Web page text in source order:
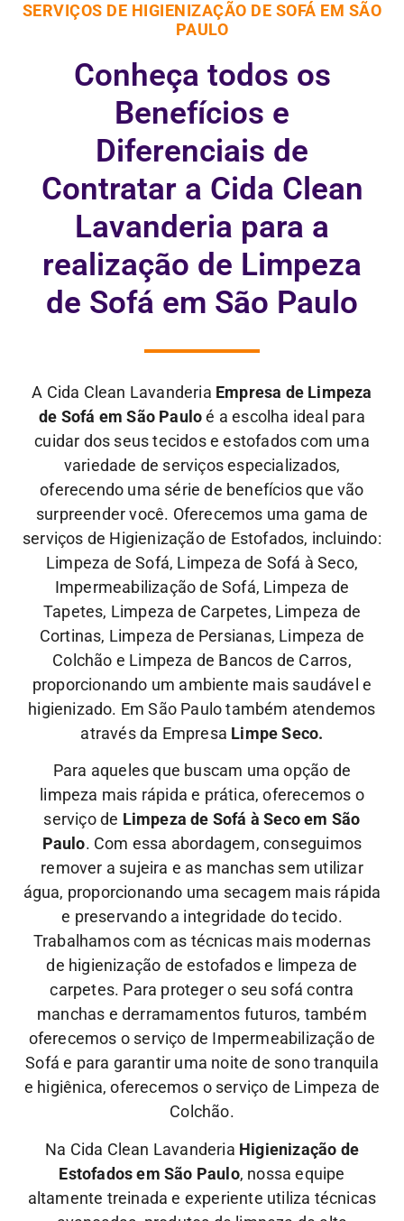
SERVIÇOS DE HIGIENIZAÇÃO DE SOFÁ EM SÃO
PAULO
Conheça todos os
Benefícios e
Diferenciais de
Contratar a Cida Clean
Lavanderia para a
realização de Limpeza
de Sofá em São Paulo
A Cida Clean Lavanderia Empresa de Limpeza
de Sofá em São Pauloé a escolha ideal para
cuidar dos seus tecidos e estofados com uma
variedade de serviços especializados,
oferecendo uma série de benefícios que vão
surpreender você. Oferecemos uma gama de
serviços de Higienização de Estofados, incluindo:
Limpeza de Sofá, Limpeza de Sofá à Seco,
Impermeabilização de Sofá, Limpeza de
Tapetes, Limpeza de Carpetes, Limpeza de
Cortinas, Limpeza de Persianas, Limpeza de
Colchão e Limpeza de Bancos de Carros,
proporcionando um ambiente mais saudável e
higienizado. Em São Paulo também atendemos
através da Empresa Limpe Seco.
Para aqueles que buscam uma opção de
limpeza mais rápida e prática, oferecemos o
serviço de Limpeza de Sofá à Seco em São
Paulo. Com essa abordagem, conseguimos
remover a sujeira e as manchas sem utilizar
água, proporcionando uma secagem mais rápida
e preservando a integridade do tecido.
Trabalhamos com as técnicas mais modernas
de higienização de estofados e limpeza de
carpetes. Para proteger o seu sofá contra
manchas e derramamentos futuros, também
oferecemos o serviço de Impermeabilização de
Sofá e para garantir uma noite de sono tranquila
e higiênica, oferecemos o serviço de Limpeza de
Colchão.
Na Cida Clean Lavanderia Higienização de
Estofados em São Paulo, nossa equipe
altamente treinada e experiente utiliza técnicas